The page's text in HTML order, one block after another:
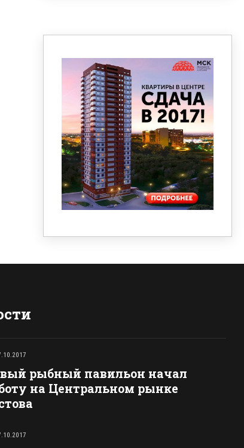
рыбный павильон начал
на Центральном рынке